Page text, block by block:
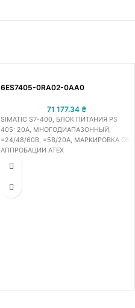
6ES7405-0RA02-0AA0
71 177.34 ₴
SIMATIC S7-400, БЛОК ПИТАНИЯ PS
405: 20A, МНОГОДИАПАЗОННЫЙ,
=24/48/60В, =5В/20A, МАРКИРОВКА ОБ
АППРОБАЦИИ ATEX